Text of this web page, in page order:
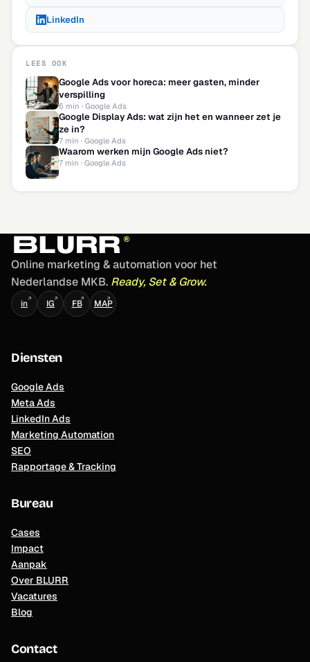
LinkedIn
LEES OOK
Google Ads voor horeca: meer gasten, minder
verspilling
6 min · Google Ads
Google Display Ads: wat zijn het en wanneer zet je
ze in?
7 min · Google Ads
Waarom werken mijn Google Ads niet?
7 min · Google Ads
Online marketing & automation voor het
Nederlandse MKB. Ready, Set & Grow.
in↗ IG↗ FB↗ MAP
↗
Diensten
Google Ads
Meta Ads
LinkedIn Ads
Marketing Automation
SEO
Rapportage & Tracking
Bureau
Cases
Impact
Aanpak
Over BLURR
Vacatures
Blog
Contact